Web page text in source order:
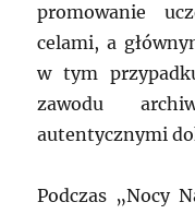
promowanie
celami, a
w tym
zawodu
autentycznymi
Podczas „Nocy